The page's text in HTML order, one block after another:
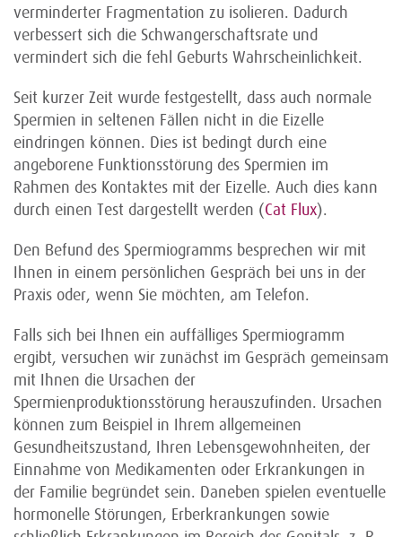
verminderter Fragmentation zu isolieren. Dadurch
verbessert sich die Schwangerschaftsrate und
vermindert sich die fehl Geburts Wahrscheinlichkeit.
Seit kurzer Zeit wurde festgestellt, dass auch normale
Spermien in seltenen Fällen nicht in die Eizelle
eindringen können. Dies ist bedingt durch eine
angeborene Funktionsstörung des Spermien im
Rahmen des Kontaktes mit der Eizelle. Auch dies kann
durch einen Test dargestellt werden (Cat Flux).
Den Befund des Spermiogramms besprechen wir mit
Ihnen in einem persönlichen Gespräch bei uns in der
Praxis oder, wenn Sie möchten, am Telefon.
Falls sich bei Ihnen ein auffälliges Spermiogramm
ergibt, versuchen wir zunächst im Gespräch gemeinsam
mit Ihnen die Ursachen der
Spermienproduktionsstörung herauszufinden. Ursachen
können zum Beispiel in Ihrem allgemeinen
Gesundheitszustand, Ihren Lebensgewohnheiten, der
Einnahme von Medikamenten oder Erkrankungen in
der Familie begründet sein. Daneben spielen eventuelle
hormonelle Störungen, Erberkrankungen sowie